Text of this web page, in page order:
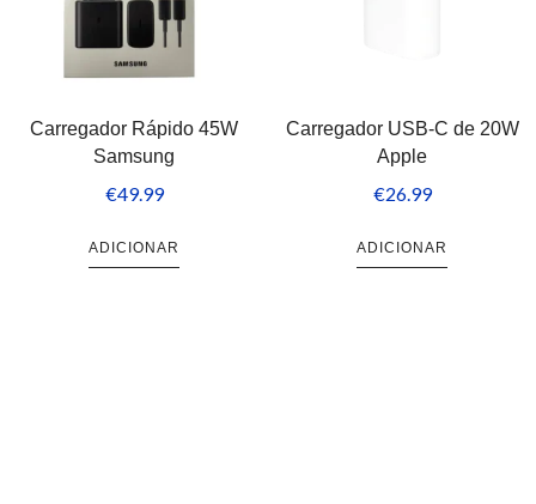
Carregador Rápido 45W
Samsung
€49.99
ADICIONAR
Carregador USB-C de 20W
Apple
€26.99
ADICIONAR